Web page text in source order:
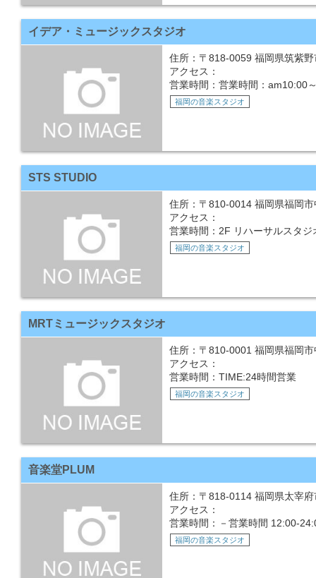
イデア・ミュージックスタジオ
住所：〒818-0059 福岡県筑紫
アクセス：
営業時間：営業時間：am10:00
福岡の音楽スタジオ
STS STUDIO
住所：〒810-0014 福岡県福岡
アクセス：
営業時間：2F リハーサルスタ
福岡の音楽スタジオ
MRTミュージックスタジオ
住所：〒810-0001 福岡県福岡
アクセス：
営業時間：TIME:24時間営業
福岡の音楽スタジオ
音楽堂PLUM
住所：〒818-0114 福岡県太宰
アクセス：
営業時間：－営業時間 12:00-
福岡の音楽スタジオ